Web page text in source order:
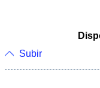
Subir